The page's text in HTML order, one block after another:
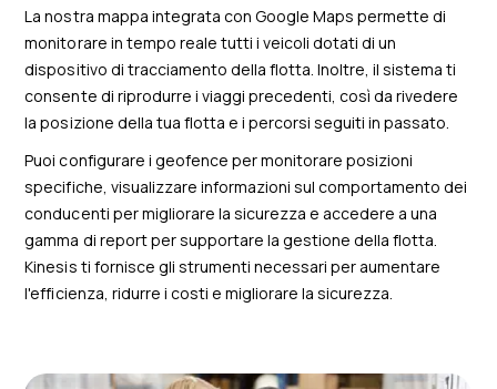
La nostra mappa integrata con Google Maps permette di
monitorare in tempo reale tutti i veicoli dotati di un
dispositivo di tracciamento della flotta. Inoltre, il sistema ti
consente di riprodurre i viaggi precedenti, così da rivedere
la posizione della tua flotta e i percorsi seguiti in passato.
Puoi configurare i geofence per monitorare posizioni
specifiche, visualizzare informazioni sul comportamento dei
conducenti per migliorare la sicurezza e accedere a una
gamma di report per supportare la gestione della flotta.
Kinesis ti fornisce gli strumenti necessari per aumentare
l'efficienza, ridurre i costi e migliorare la sicurezza.